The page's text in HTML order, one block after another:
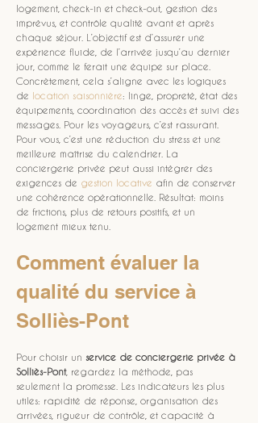
logement, check-in et check-out, gestion des
imprévus, et contrôle qualité avant et après
chaque séjour. L’objectif est d’assurer une
expérience fluide, de l’arrivée jusqu’au dernier
jour, comme le ferait une équipe sur place.
Concrètement, cela s’aligne avec les logiques
de location saisonnière: linge, propreté, état des
équipements, coordination des accès et suivi des
messages. Pour les voyageurs, c’est rassurant.
Pour vous, c’est une réduction du stress et une
meilleure maîtrise du calendrier. La
conciergerie privée peut aussi intégrer des
exigences de gestion locative afin de conserver
une cohérence opérationnelle. Résultat: moins
de frictions, plus de retours positifs, et un
logement mieux tenu.
Comment évaluer la
qualité du service à
Solliès-Pont
Pour choisir un service de conciergerie privée à
Solliès-Pont, regardez la méthode, pas
seulement la promesse. Les indicateurs les plus
utiles: rapidité de réponse, organisation des
arrivées, rigueur de contrôle, et capacité à